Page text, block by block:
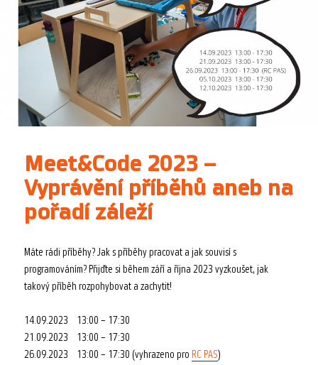
Meet&Code 2023 –
Vyprávění příběhů aneb na
pořadí záleží
Máte rádi příběhy? Jak s příběhy pracovat a jak souvisí s
programováním? Přijďte si během září a října 2023 vyzkoušet, jak
takový příběh rozpohybovat a zachytit!
14.09.2023 13:00 – 17:30
21.09.2023 13:00 – 17:30
26.09.2023 13:00 – 17:30 (vyhrazeno pro RC PAS)